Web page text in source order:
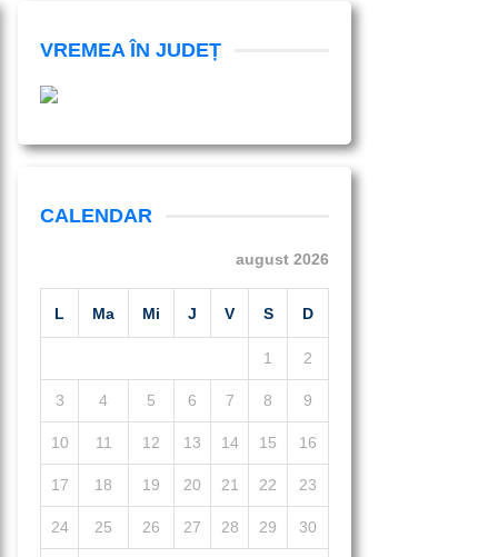
VREMEA ÎN JUDEȚ
CALENDAR
august 2026
L Ma Mi J V S D
1 2
3 4 5 6 7 8 9
10 11 12 13 14 15 16
17 18 19 20 21 22 23
24 25 26 27 28 29 30